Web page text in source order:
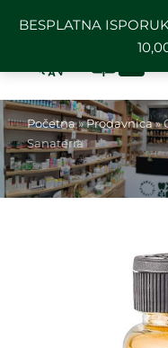
BESPLATNA
Početna»Prodavnica»
Sanaterra